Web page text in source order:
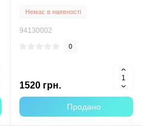
Немає в наявності
94130002
0
1520 грн.
Продано